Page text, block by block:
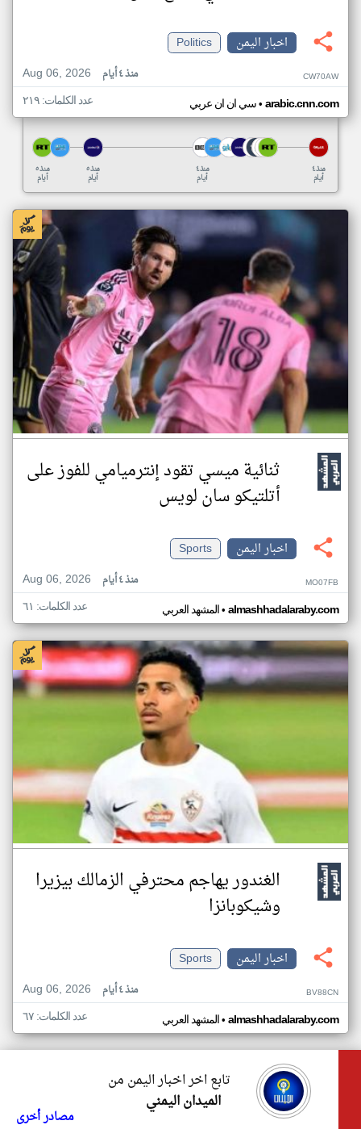
اخبار اليمن
Politics
Aug 06, 2026
منذ ٤ أيام CW70AW
سي ان ان عربي• arabic.cnn.com عدد الكلمات: ٢١٩
منذ ٥
أيام
منذ ٥
أيام
منذ ٤
أيام
منذ ٤
أيام
ثنائية ميسي تقود إنترميامي للفوز على
أتلتيكو سان لويس
اخبار اليمن
Sports
Aug 06, 2026
منذ ٤ أيام MO07FB
المشهد العربي• almashhadalaraby.com عدد الكلمات: ٦١
الغندور يهاجم محترفي الزمالك بيزيرا
وشيكوبانزا
اخبار اليمن
Sports
Aug 06, 2026
منذ ٤ أيام BV88CN
المشهد العربي• almashhadalaraby.com عدد الكلمات: ٦٧
تابع اخر اخبار اليمن من
الميدان اليمني
مصادر أخرى